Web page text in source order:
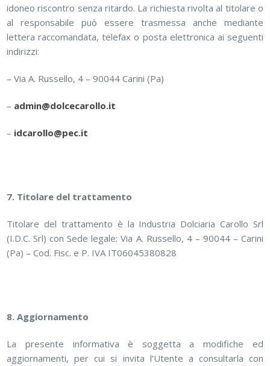
idoneo riscontro senza ritardo. La richiesta rivolta al titolare o
al responsabile può essere trasmessa anche mediante
lettera raccomandata, telefax o posta elettronica ai seguenti
indirizzi:
– Via A. Russello, 4 – 90044 Carini (Pa)
– admin@dolcecarollo.it
– idcarollo@pec.it
7. Titolare del trattamento
Titolare del trattamento è la Industria Dolciaria Carollo Srl
(I.D.C. Srl) con Sede legale: Via A. Russello, 4 – 90044 – Carini
(Pa) – Cod. Fisc. e P. IVA IT06045380828
8. Aggiornamento
La presente informativa è soggetta a modifiche ed
aggiornamenti, per cui si invita l’Utente a consultarla con